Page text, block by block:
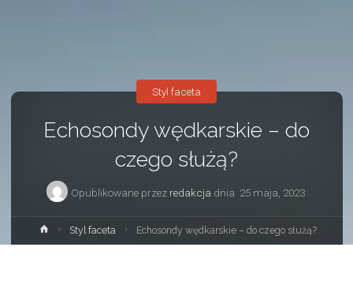
Echosondy wędkarskie – do
czego służą?
Opublikowane przez redakcja dnia 25 maja, 2023
Styl faceta
Strona
główna
Styl faceta Echosondy wędkarskie – do czego służą?